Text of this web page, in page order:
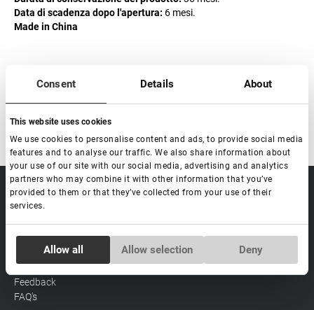
Consent Details About
This website uses cookies
We use cookies to personalise content and ads, to provide social media
features and to analyse our traffic. We also share information about
your use of our site with our social media, advertising and analytics
partners who may combine it with other information that you’ve
provided to them or that they’ve collected from your use of their
services.
Selection
Necessary
Preferences
Allow all Allow selection Deny
Data di scadenza dopo l'apertura: 6 mesi.
Made in China
Data processing policy
Payment methods
BLOG
Contacts
Distribution
Lovely Academy
Feedback
FAQ's
Catalog
Brow
sale@lovely-